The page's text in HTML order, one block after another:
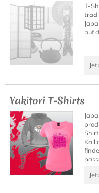
T-
auf
Yakitori T-Shirts